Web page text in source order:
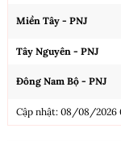
Miền Tây - PNJ
Tây Nguyên - PNJ
Đông Nam Bộ - PNJ
Cập nhật: 08/08/2026